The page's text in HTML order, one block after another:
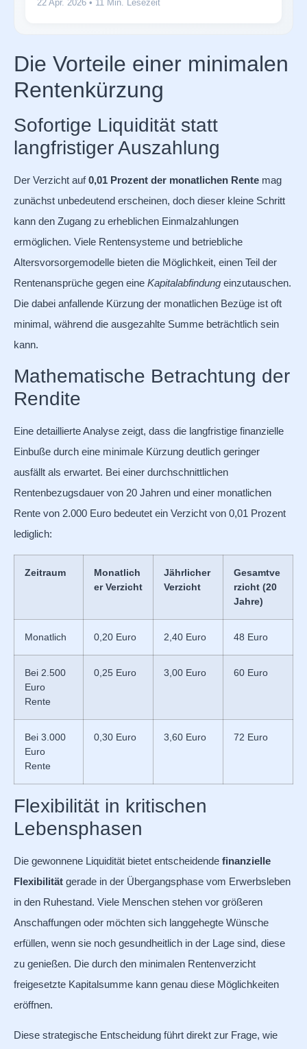
22 Apr. 2026 • 11 Min. Lesezeit
Die Vorteile einer minimalen
Rentenkürzung
Sofortige Liquidität statt
langfristiger Auszahlung
Der Verzicht auf0,01 Prozent der monatlichen Rente mag
zunächst unbedeutend erscheinen, doch dieser kleine Schritt
kann den Zugang zu erheblichen Einmalzahlungen
ermöglichen. Viele Rentensysteme und betriebliche
Altersvorsorgemodelle bieten die Möglichkeit, einen Teil der
Rentenansprüche gegen eine Kapitalabfindung einzutauschen.
Die dabei anfallende Kürzung der monatlichen Bezüge ist oft
minimal, während die ausgezahlte Summe beträchtlich sein
kann.
Mathematische Betrachtung der
Rendite
Eine detaillierte Analyse zeigt, dass die langfristige finanzielle
Einbuße durch eine minimale Kürzung deutlich geringer
ausfällt als erwartet. Bei einer durchschnittlichen
Rentenbezugsdauer von 20 Jahren und einer monatlichen
Rente von 2.000 Euro bedeutet ein Verzicht von 0,01 Prozent
lediglich:
Zeitraum
Monatlich
er Verzicht
Jährlicher
Verzicht
Gesamtve
rzicht (20
Jahre)
Monatlich 0,20 Euro 2,40 Euro 48 Euro
Bei 2.500
Euro
Rente
0,25 Euro 3,00 Euro 60 Euro
Bei 3.000
Euro
Rente
0,30 Euro 3,60 Euro 72 Euro
Flexibilität in kritischen
Lebensphasen
Die gewonnene Liquidität bietet entscheidende finanzielle
Flexibilität gerade in der Übergangsphase vom Erwerbsleben
in den Ruhestand. Viele Menschen stehen vor größeren
Anschaffungen oder möchten sich langgehegte Wünsche
erfüllen, wenn sie noch gesundheitlich in der Lage sind, diese
zu genießen. Die durch den minimalen Rentenverzicht
freigesetzte Kapitalsumme kann genau diese Möglichkeiten
eröffnen.
Diese strategische Entscheidung führt direkt zur Frage, wie